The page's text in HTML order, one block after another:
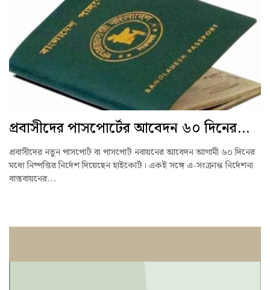
প্রবাসীদের পাসপোর্টের আবেদন ৬০ দিনের...
প্রবাসীদের নতুন পাসপোর্ট বা পাসপোর্ট নবায়নের আবেদন আগামী ৬০ দিনের
মধ্যে নিষ্পত্তির নির্দেশ দিয়েছেন হাইকোর্ট। একই সঙ্গে এ-সংক্রান্ত নির্দেশনা
বাস্তবায়নের...